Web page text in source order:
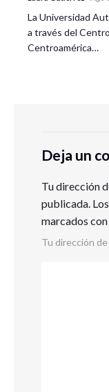
La Universidad
a través del
Centroamérica…
Deja un
Tu dirección
publicada.
marcados con
Tu dirección